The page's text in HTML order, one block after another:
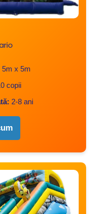
5m x 5m
copii
2-8 ani